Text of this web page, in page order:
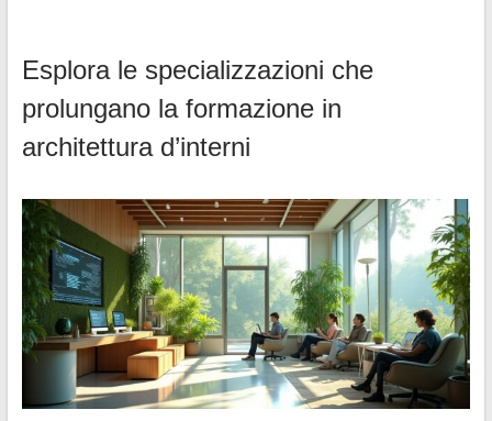
Esplora le specializzazioni che
prolungano la formazione in
architettura d’interni